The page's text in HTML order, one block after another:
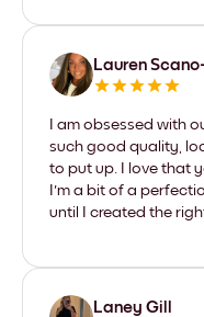
Lauren
I am obsessed with
such good quality,
to put up. I love that
I'm a bit of a
until I created the
Laney Gill